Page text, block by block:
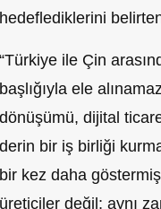
hedeflediklerini
“Türkiye ile Çin
başlığıyla ele
dönüşümü, dijital
derin bir iş birliği
bir kez daha
üreticiler değil; aynı